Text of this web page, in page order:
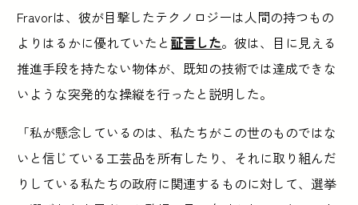
Fravorは、彼が目撃したテクノロジーは人間の持つもの
よりはるかに優れていたと 証言した。彼は、目に見える
推進手段を持たない物体が、既知の技術では達成できな
いような突発的な操縦を行ったと説明した。
「私が懸念しているのは、私たちがこの世のものではな
いと信じている工芸品を所有したり、それに取り組んだ
りしている私たちの政府に関連するものに対して、選挙